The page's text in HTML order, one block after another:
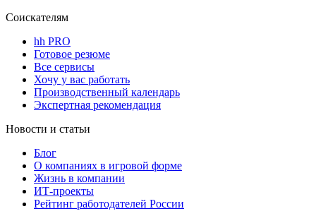
Соискателям
hh PRO
Готовое резюме
Все сервисы
Хочу у вас работать
Производственный календарь
Экспертная рекомендация
Новости и статьи
Блог
О компаниях в игровой форме
Жизнь в компании
ИТ-проекты
Рейтинг работодателей России